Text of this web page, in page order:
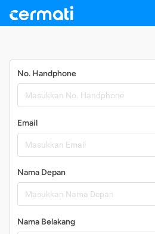
No. Handphone
Email
Nama Depan
Nama Belakang